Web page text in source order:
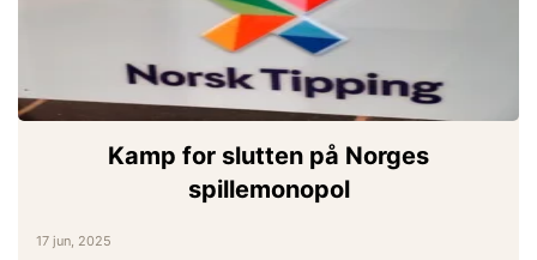
Kamp for slutten på Norges
spillemonopol
17 jun, 2025